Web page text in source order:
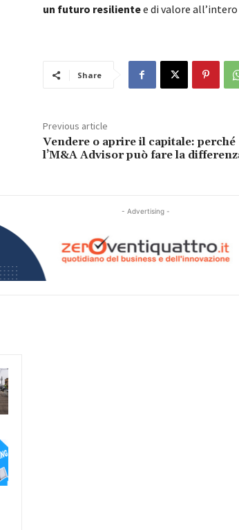
un futuro resilientee di valore
Share
Previous article
Vendere o aprire il capitale: perché
l’M&A Advisor può fare la
- Advertising -